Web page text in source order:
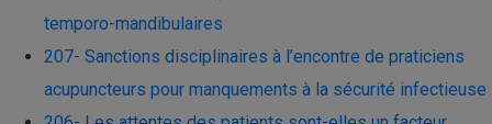
temporo-mandibulaires
207- Sanctions disciplinaires à l’encontre de praticiens
acupuncteurs pour manquements à la sécurité infectieuse